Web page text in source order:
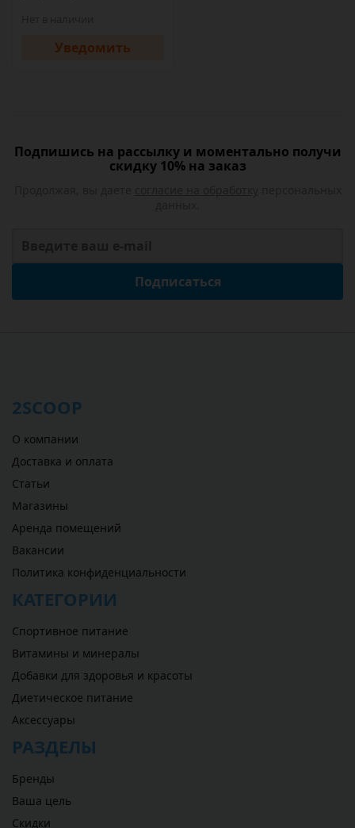
Уведомить
Подпишись на рассылку и моментально получи
скидку 10% на заказ
Подписаться
2SCOOP
О компании
Доставка и оплата
Статьи
Магазины
Аренда помещений
Вакансии
Политика конфиденциальности
КАТЕГОРИИ
Спортивное питание
Витамины и минералы
Добавки для здоровья и красоты
Диетическое питание
Аксессуары
РАЗДЕЛЫ
Бренды
Ваша цель
Скидки